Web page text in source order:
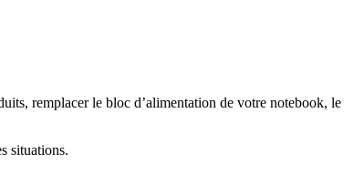
remplacer le bloc d’alimentation de votre notebook, le
situations.